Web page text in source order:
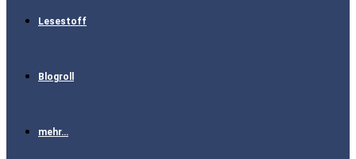
Lesestoff
Blogroll
mehr…